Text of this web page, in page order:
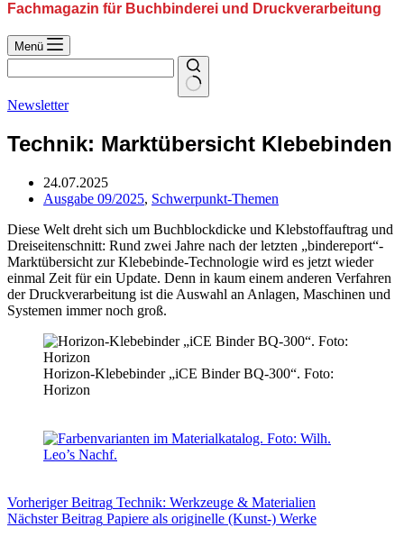
Fachmagazin für Buchbinderei und Druckverarbeitung
Menü
Newsletter
Technik: Marktübersicht Klebebinden
24.07.2025
Ausgabe 09/2025, Schwerpunkt-Themen
Diese Welt dreht sich um Buchblockdicke und Klebstoffauftrag und
Dreiseitenschnitt: Rund zwei Jahre nach der letzten „bindereport“-
Marktübersicht zur Klebebinde-Technologie wird es jetzt wieder
einmal Zeit für ein Update. Denn in kaum einem anderen Verfahren
der Druckverarbeitung ist die Auswahl an Anlagen, Maschinen und
Systemen immer noch groß.
Horizon-Klebebinder „iCE Binder BQ-300“. Foto:
Horizon
VorherigerBeitrag Technik: Werkzeuge & Materialien
NächsterBeitrag Papiere als originelle (Kunst-) Werke